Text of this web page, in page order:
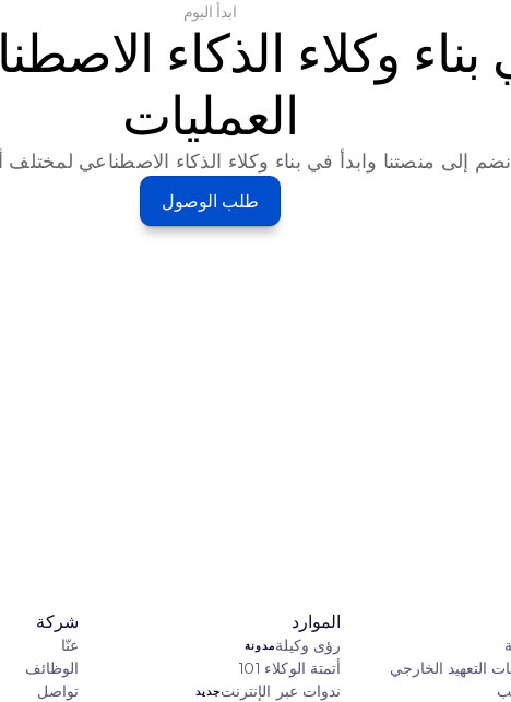
ابدأ اليوم
العمليات
إلى منصتنا وابدأ في بناء وكلاء الذكاء الاصطناعي لمختلف
طلب الوصول
التعهيد الخارجي
الموارد
رؤى وكيلةمدونة
أتمتة الوكلاء 101
ندوات عبر الإنترنتجديد
شركة
عنّا
الوظائف
تواصل